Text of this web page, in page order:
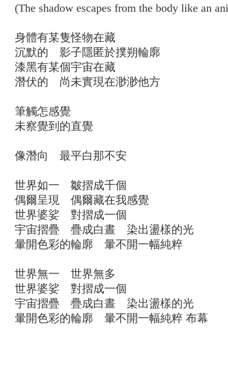
(The shadow escapes from the body like an
身體有某隻怪物在藏
沉默的 影子隱匿於撲朔輪廓
漆黑有某個宇宙在藏
潛伏的 尚未實現在渺渺他方
筆觸怎感覺
未察覺到的直覺
像潛向 最平白那不安
世界如一 皺摺成千個
偶爾呈現 偶爾藏在我感覺
世界婆娑 對摺成一個
宇宙摺疊 疊成白晝 染出盪樣的光
暈開色彩的輪廓 暈不開一幅純粹
世界無一 世界無多
世界婆娑 對摺成一個
宇宙摺疊 疊成白晝 染出盪樣的光
暈開色彩的輪廓 暈不開一幅純粹 布幕